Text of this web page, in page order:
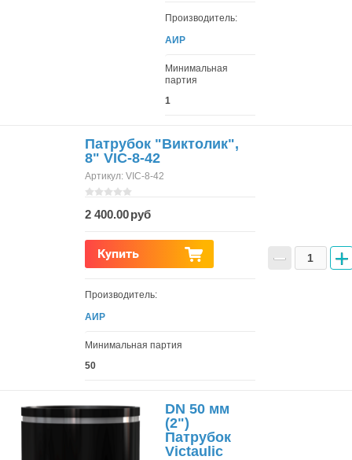
Производитель:
АИР
Минимальная
партия
1
Патрубок "Виктолик",
8" VIC-8-42
Артикул: VIC-8-42
2 400.00
Купить
Производитель:
АИР
Минимальная партия
50
− +
DN 50 мм
(2")
Патрубок
Victaulic